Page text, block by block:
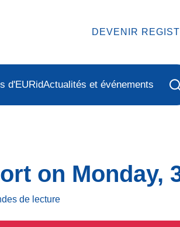
DEVENIR
d'EURidActualités et événements
on Monday,
de lecture